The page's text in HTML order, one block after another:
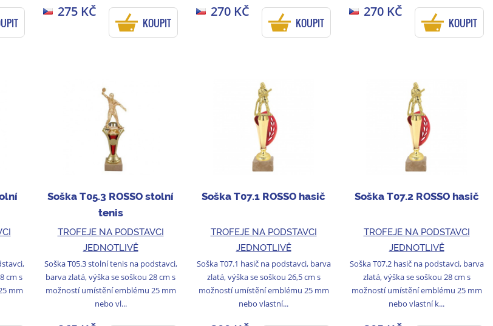
275 KČ
KOUPIT
270 KČ
KOUPIT
270 KČ
KOUPIT
cm s
mm
Soška T05.3 ROSSO stolní
tenis
TROFEJE NA PODSTAVCI
JEDNOTLIVĚ
Soška T05.3 stolní tenis na podstavci,
barva zlatá, výška se soškou 28 cm s
možností umístění emblému 25 mm
nebo vl...
Soška T07.1 ROSSO hasič
TROFEJE NA PODSTAVCI
JEDNOTLIVĚ
Soška T07.1 hasič na podstavci, barva
zlatá, výška se soškou 26,5 cm s
možností umístění emblému 25 mm
nebo vlastní...
Soška T07.2 ROSSO hasič
TROFEJE NA PODSTAVCI
JEDNOTLIVĚ
Soška T07.2 hasič na podstavci, barva
zlatá, výška se soškou 28 cm s
možností umístění emblému 25 mm
nebo vlastní k...